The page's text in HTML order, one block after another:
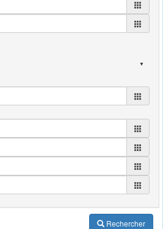
Rechercher